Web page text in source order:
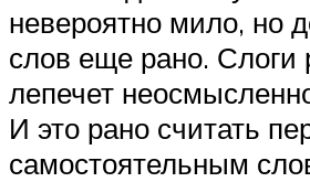
невероятно мило, но
слов еще рано. Слоги
лепечет
И это рано считать
самостоятельным